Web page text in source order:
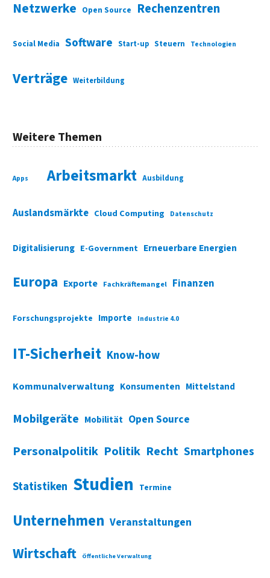
Netzwerke Open Source Rechenzentren
Social Media Software Start-up Steuern Technologien
Verträge Weiterbildung
Weitere Themen
Apps Arbeitsmarkt Ausbildung
Auslandsmärkte Cloud Computing Datenschutz
Digitalisierung E-Government Erneuerbare Energien
Europa Exporte Fachkräftemangel Finanzen
Forschungsprojekte Importe Industrie 4.0
IT-Sicherheit Know-how
Kommunalverwaltung Konsumenten Mittelstand
Mobilgeräte Mobilität Open Source
Personalpolitik Politik Recht Smartphones
Statistiken Studien Termine
Unternehmen Veranstaltungen
Wirtschaft Öffentliche Verwaltung